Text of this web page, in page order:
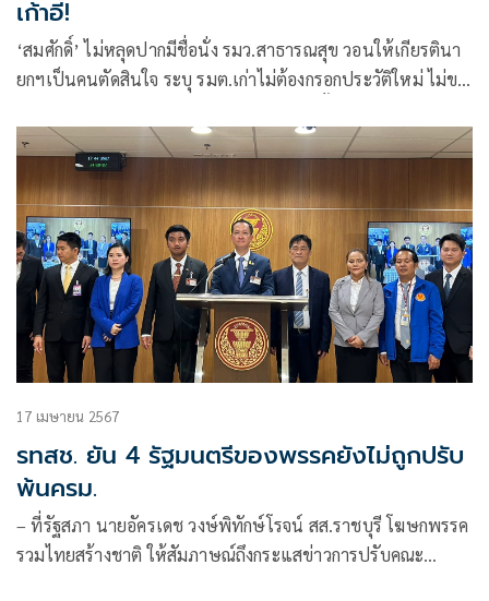
เก้าอี้!
‘สมศักดิ์’ ไม่หลุดปากมีชื่อนั่ง รมว.สาธารณสุข วอนให้เกียรตินา
ยกฯเป็นคนตัดสินใจ ระบุ รมต.เก่าไม่ต้องกรอกประวัติใหม่ ไม่ขอ
ดี แม้มีข่าวถูกปรับออก
17 เมษายน 2567
รทสช. ยัน 4 รัฐมนตรีของพรรคยังไม่ถูกปรับ
พ้นครม.
– ที่รัฐสภา นายอัครเดช วงษ์พิทักษ์โรจน์ สส.ราชบุรี โฆษกพรรค
รวมไทยสร้างชาติ ให้สัมภาษณ์ถึงกระแสข่าวการปรับคณะ